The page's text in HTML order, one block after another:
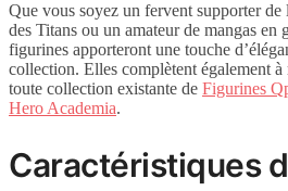
Que vous soyez un fervent supporter de
des Titans ou un amateur de mangas en
figurines apporteront une touche
collection. Elles complètent également
toute collection existante de Figurines
Hero Academia.
Caractéristiques